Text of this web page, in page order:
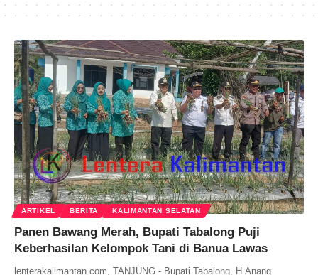
ARTIKEL BERITA KALIMANTAN SELATAN
Panen Bawang Merah, Bupati Tabalong Puji
Keberhasilan Kelompok Tani di Banua Lawas
lenterakalimantan.com, TANJUNG - Bupati Tabalong, H Anang